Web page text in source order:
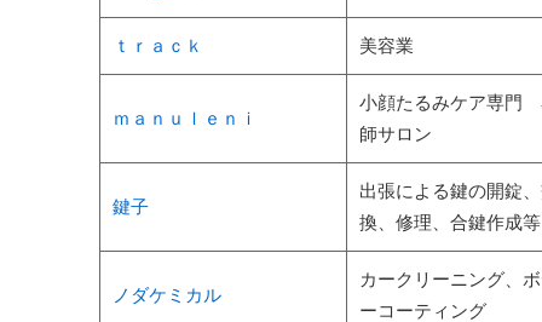
ｔｒａｃｋ 美容業
ｍａｎｕｌｅｎｉ
小顔たるみケア専門
師サロン
鍵子
出張による鍵の開錠
換、修理、合鍵作成等
ノダケミカル
カークリーニング、
ーコーティング